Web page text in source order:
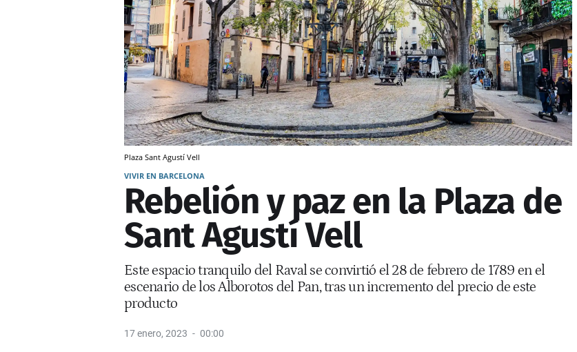
Plaza Sant Agustí Vell
VIVIR EN BARCELONA
Rebelión y paz en la Plaza de
Sant Agustí Vell
Este espacio tranquilo del Raval se convirtió el 28 de febrero de 1789 en el
escenario de los Alborotos del Pan, tras un incremento del precio de este
producto
17 enero, 2023 00:00